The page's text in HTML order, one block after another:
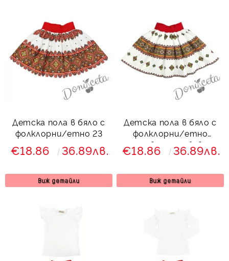
Детска пола в бяло с
фолклорни/етно 23
€18.86 36.89лв.
Виж детайли
Детска пола в бяло с
фолклорни/етно
мотиви с ромбове с
тюл отдолу
€18.86 36.89лв.
Виж детайли